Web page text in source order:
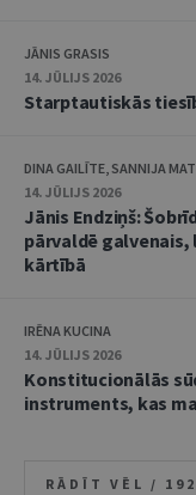
JĀNIS GRASIS
14. JŪLIJS 2026
Starptautiskās
DINA GAILĪTE, SANNIJA
14. JŪLIJS 2026
Jānis Endziņš:
pārvaldē galvenais,
kārtībā
IRĒNA KUCINA
14. JŪLIJS 2026
Konstitucionālās
instruments, kas
RĀDĪT VĒL /